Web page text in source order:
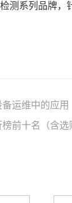
测系列品牌
运维中的应用
前十名（含选